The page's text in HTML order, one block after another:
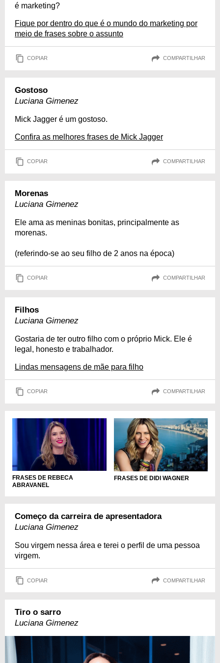
é marketing?
Fique por dentro do que é o mundo do marketing por
meio de frases sobre o assunto
COPIAR COMPARTILHAR
Gostoso
Luciana Gimenez
Mick Jagger é um gostoso.
Confira as melhores frases de Mick Jagger
COPIAR COMPARTILHAR
Morenas
Luciana Gimenez
Ele ama as meninas bonitas, principalmente as
morenas.
(referindo-se ao seu filho de 2 anos na época)
COPIAR COMPARTILHAR
Filhos
Luciana Gimenez
Gostaria de ter outro filho com o próprio Mick. Ele é
legal, honesto e trabalhador.
Lindas mensagens de mãe para filho
COPIAR COMPARTILHAR
FRASES DE REBECA
ABRAVANEL
FRASES DE DIDI WAGNER
Começo da carreira de apresentadora
Luciana Gimenez
Sou virgem nessa área e terei o perfil de uma pessoa
virgem.
COPIAR COMPARTILHAR
Tiro o sarro
Luciana Gimenez